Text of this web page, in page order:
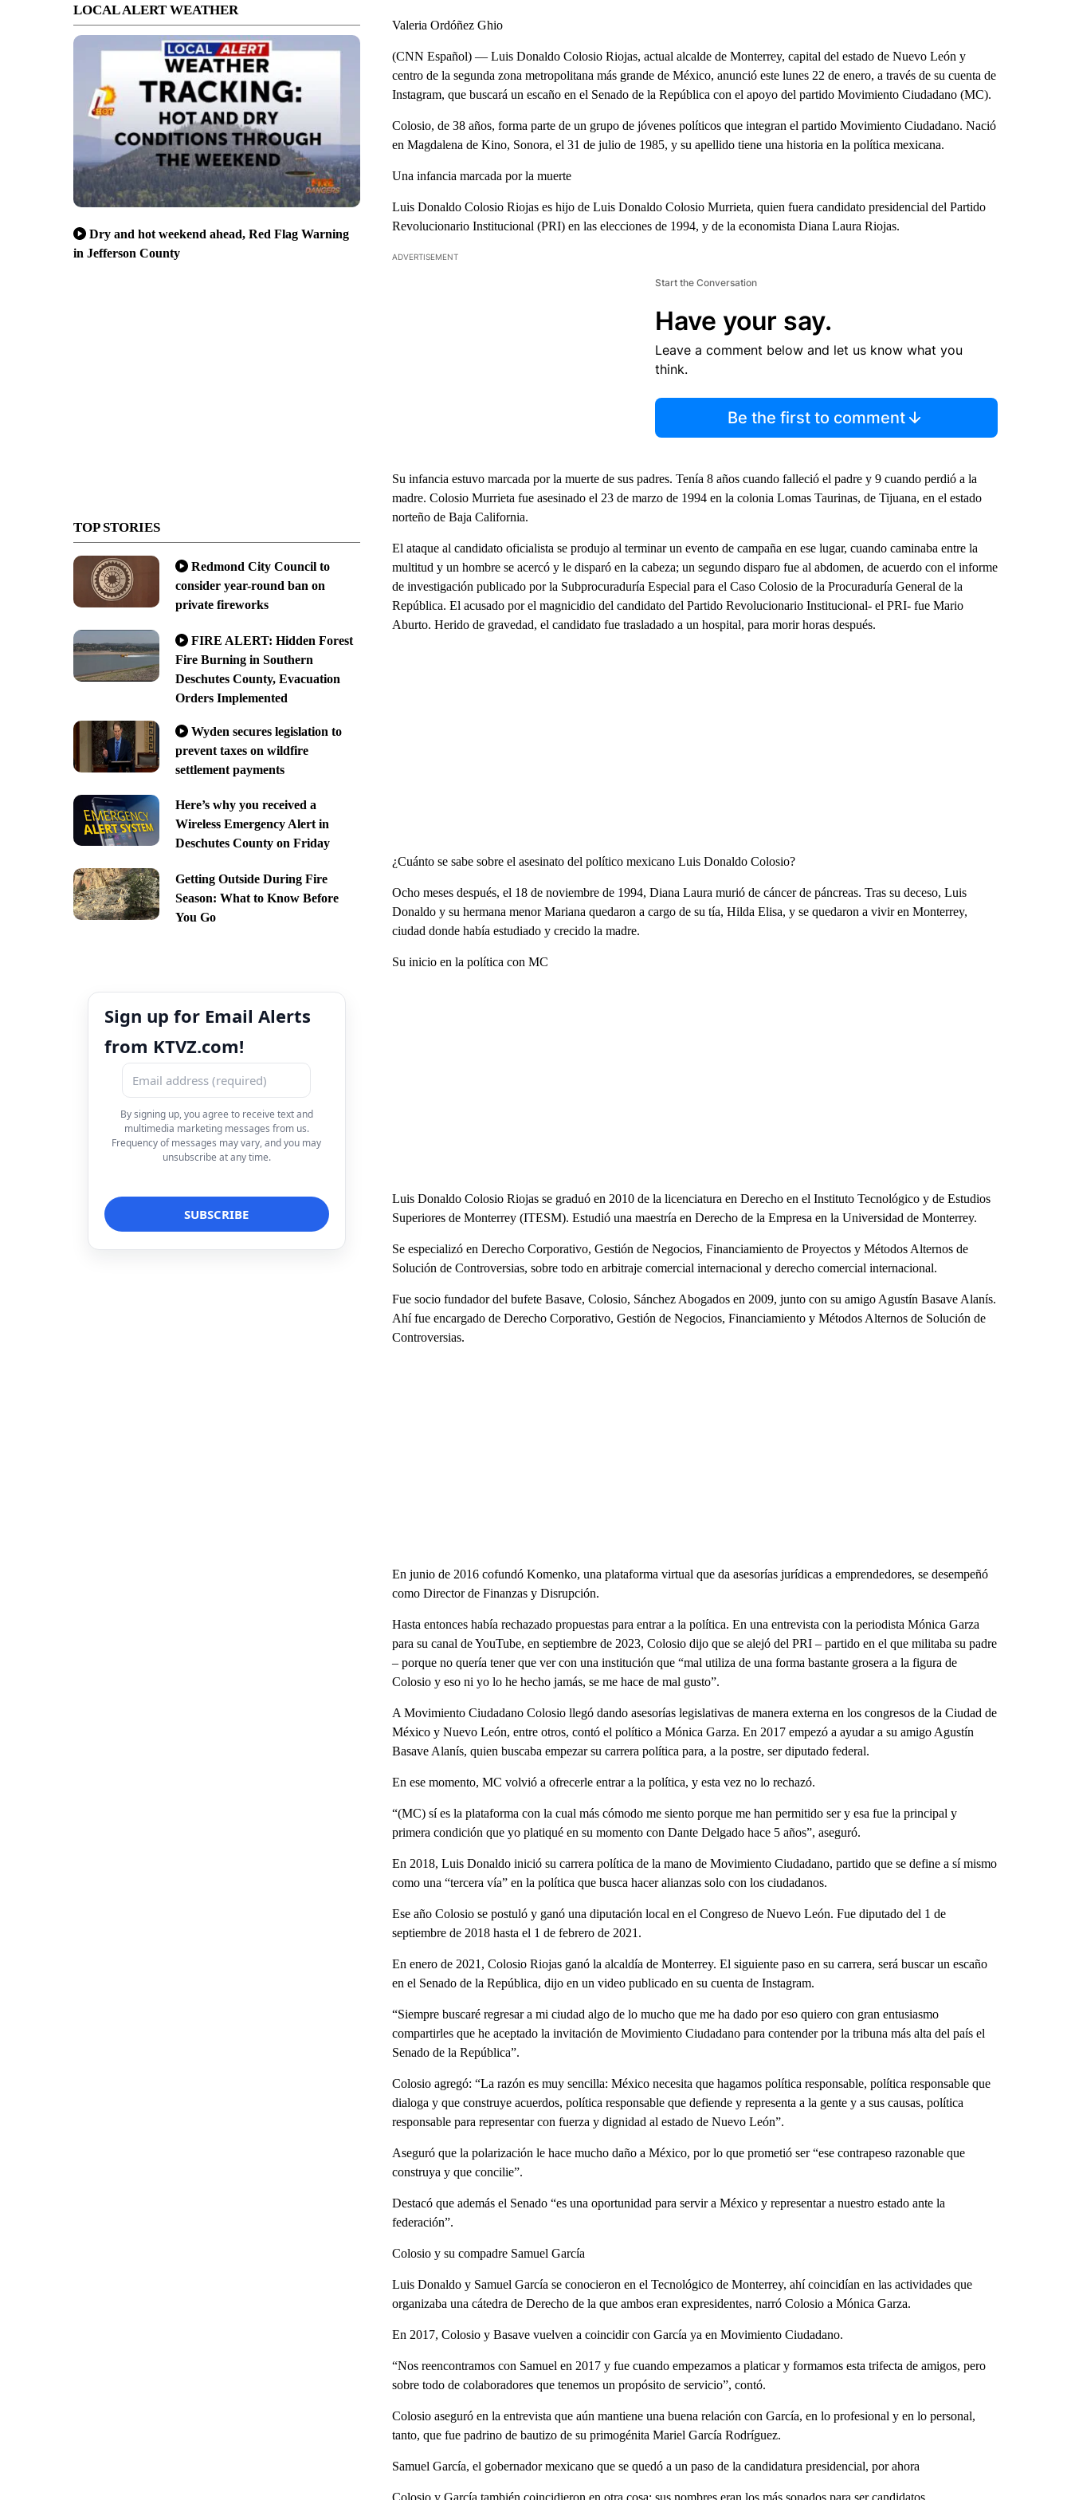
LOCAL ALERT WEATHER
Dry and hot weekend ahead, Red Flag Warning
in Jefferson County
TOP STORIES
Redmond City Council to
consider year-round ban on
private fireworks
FIRE ALERT: Hidden Forest
Fire Burning in Southern
Deschutes County, Evacuation
Orders Implemented
Wyden secures legislation to
prevent taxes on wildfire
settlement payments
Here’s why you received a
Wireless Emergency Alert in
Deschutes County on Friday
Getting Outside During Fire
Season: What to Know Before
You Go
Sign up for Email Alerts
from KTVZ.com!
By signing up, you agree to receive text and
multimedia marketing messages from us.
Frequency of messages may vary, and you may
unsubscribe at any time.
Valeria Ordóñez Ghio
(CNN Español) — Luis Donaldo Colosio Riojas, actual alcalde de Monterrey, capital del estado de Nuevo León y
centro de la segunda zona metropolitana más grande de México, anunció este lunes 22 de enero, a través de su cuenta de
Instagram, que buscará un escaño en el Senado de la República con el apoyo del partido Movimiento Ciudadano (MC).
Colosio, de 38 años, forma parte de un grupo de jóvenes políticos que integran el partido Movimiento Ciudadano. Nació
en Magdalena de Kino, Sonora, el 31 de julio de 1985, y su apellido tiene una historia en la política mexicana.
Una infancia marcada por la muerte
Luis Donaldo Colosio Riojas es hijo de Luis Donaldo Colosio Murrieta, quien fuera candidato presidencial del Partido
Revolucionario Institucional (PRI) en las elecciones de 1994, y de la economista Diana Laura Riojas.
ADVERTISEMENT
Start the Conversation
Have your say.
Leave a comment below and let us know what you
think.
Be the first to comment
Su infancia estuvo marcada por la muerte de sus padres. Tenía 8 años cuando falleció el padre y 9 cuando perdió a la
madre. Colosio Murrieta fue asesinado el 23 de marzo de 1994 en la colonia Lomas Taurinas, de Tijuana, en el estado
norteño de Baja California.
El ataque al candidato oficialista se produjo al terminar un evento de campaña en ese lugar, cuando caminaba entre la
multitud y un hombre se acercó y le disparó en la cabeza; un segundo disparo fue al abdomen, de acuerdo con el informe
de investigación publicado por la Subprocuraduría Especial para el Caso Colosio de la Procuraduría General de la
República. El acusado por el magnicidio del candidato del Partido Revolucionario Institucional- el PRI- fue Mario
Aburto. Herido de gravedad, el candidato fue trasladado a un hospital, para morir horas después.
¿Cuánto se sabe sobre el asesinato del político mexicano Luis Donaldo Colosio?
Ocho meses después, el 18 de noviembre de 1994, Diana Laura murió de cáncer de páncreas. Tras su deceso, Luis
Donaldo y su hermana menor Mariana quedaron a cargo de su tía, Hilda Elisa, y se quedaron a vivir en Monterrey,
ciudad donde había estudiado y crecido la madre.
Su inicio en la política con MC
Luis Donaldo Colosio Riojas se graduó en 2010 de la licenciatura en Derecho en el Instituto Tecnológico y de Estudios
Superiores de Monterrey (ITESM). Estudió una maestría en Derecho de la Empresa en la Universidad de Monterrey.
Se especializó en Derecho Corporativo, Gestión de Negocios, Financiamiento de Proyectos y Métodos Alternos de
Solución de Controversias, sobre todo en arbitraje comercial internacional y derecho comercial internacional.
Fue socio fundador del bufete Basave, Colosio, Sánchez Abogados en 2009, junto con su amigo Agustín Basave Alanís.
Ahí fue encargado de Derecho Corporativo, Gestión de Negocios, Financiamiento y Métodos Alternos de Solución de
Controversias.
En junio de 2016 cofundó Komenko, una plataforma virtual que da asesorías jurídicas a emprendedores, se desempeñó
como Director de Finanzas y Disrupción.
Hasta entonces había rechazado propuestas para entrar a la política. En una entrevista con la periodista Mónica Garza
para su canal de YouTube, en septiembre de 2023, Colosio dijo que se alejó del PRI – partido en el que militaba su padre
– porque no quería tener que ver con una institución que “mal utiliza de una forma bastante grosera a la figura de
Colosio y eso ni yo lo he hecho jamás, se me hace de mal gusto”.
A Movimiento Ciudadano Colosio llegó dando asesorías legislativas de manera externa en los congresos de la Ciudad de
México y Nuevo León, entre otros, contó el político a Mónica Garza. En 2017 empezó a ayudar a su amigo Agustín
Basave Alanís, quien buscaba empezar su carrera política para, a la postre, ser diputado federal.
En ese momento, MC volvió a ofrecerle entrar a la política, y esta vez no lo rechazó.
“(MC) sí es la plataforma con la cual más cómodo me siento porque me han permitido ser y esa fue la principal y
primera condición que yo platiqué en su momento con Dante Delgado hace 5 años”, aseguró.
En 2018, Luis Donaldo inició su carrera política de la mano de Movimiento Ciudadano, partido que se define a sí mismo
como una “tercera vía” en la política que busca hacer alianzas solo con los ciudadanos.
Ese año Colosio se postuló y ganó una diputación local en el Congreso de Nuevo León. Fue diputado del 1 de
septiembre de 2018 hasta el 1 de febrero de 2021.
En enero de 2021, Colosio Riojas ganó la alcaldía de Monterrey. El siguiente paso en su carrera, será buscar un escaño
en el Senado de la República, dijo en un video publicado en su cuenta de Instagram.
“Siempre buscaré regresar a mi ciudad algo de lo mucho que me ha dado por eso quiero con gran entusiasmo
compartirles que he aceptado la invitación de Movimiento Ciudadano para contender por la tribuna más alta del país el
Senado de la República”.
Colosio agregó: “La razón es muy sencilla: México necesita que hagamos política responsable, política responsable que
dialoga y que construye acuerdos, política responsable que defiende y representa a la gente y a sus causas, política
responsable para representar con fuerza y dignidad al estado de Nuevo León”.
Aseguró que la polarización le hace mucho daño a México, por lo que prometió ser “ese contrapeso razonable que
construya y que concilie”.
Destacó que además el Senado “es una oportunidad para servir a México y representar a nuestro estado ante la
federación”.
Colosio y su compadre Samuel García
Luis Donaldo y Samuel García se conocieron en el Tecnológico de Monterrey, ahí coincidían en las actividades que
organizaba una cátedra de Derecho de la que ambos eran expresidentes, narró Colosio a Mónica Garza.
En 2017, Colosio y Basave vuelven a coincidir con García ya en Movimiento Ciudadano.
“Nos reencontramos con Samuel en 2017 y fue cuando empezamos a platicar y formamos esta trifecta de amigos, pero
sobre todo de colaboradores que tenemos un propósito de servicio”, contó.
Colosio aseguró en la entrevista que aún mantiene una buena relación con García, en lo profesional y en lo personal,
tanto, que fue padrino de bautizo de su primogénita Mariel García Rodríguez.
Samuel García, el gobernador mexicano que se quedó a un paso de la candidatura presidencial, por ahora
Colosio y García también coincidieron en otra cosa: sus nombres eran los más sonados para ser candidatos